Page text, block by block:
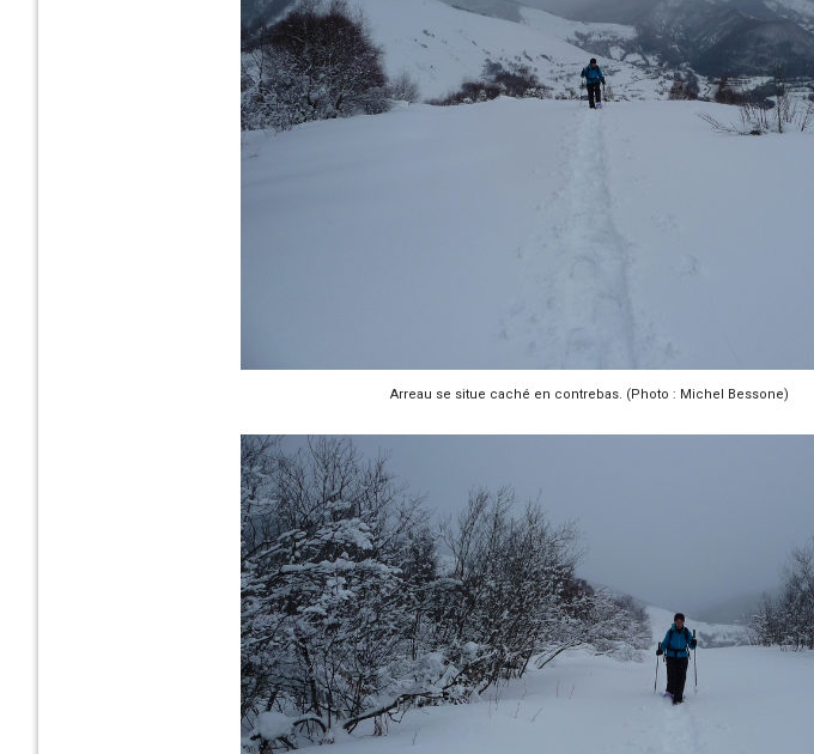
Arreau se situe caché en contrebas. (Photo : Michel Bessone)